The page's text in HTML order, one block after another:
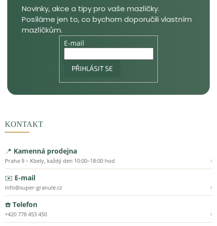
E-mail
PŘIHLÁSIT SE
KONTAKT
📍 Kamenná prodejna
Praha 9 – Kbely, každý den 10:00–18:00 hod
›
✉️ E-mail
info@super-granule.cz
›
☎️ Telefon
+420 778 453 450
›